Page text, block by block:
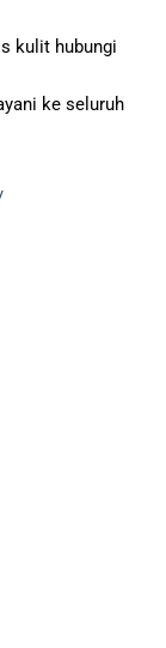
kulit hubungi
ke seluruh